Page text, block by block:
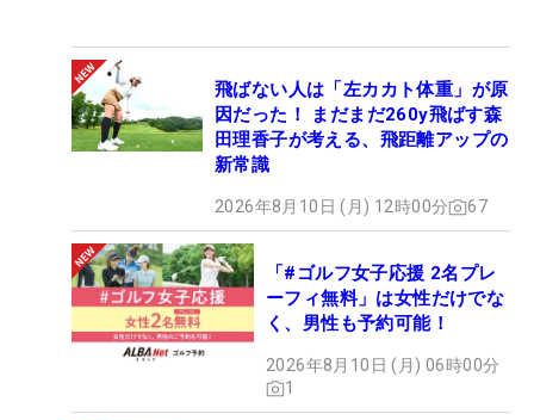
飛ばない人は「左カカト体重」が原
因だった！ まだまだ260y飛ばす森
田理香子が考える、飛距離アップの
新常識
2026年8月10日 (月) 12時00分 67
「#ゴルフ女子応援 2名プレ
ーフィ無料」は女性だけでな
く、男性も予約可能！
2026年8月10日 (月) 06時00分
1